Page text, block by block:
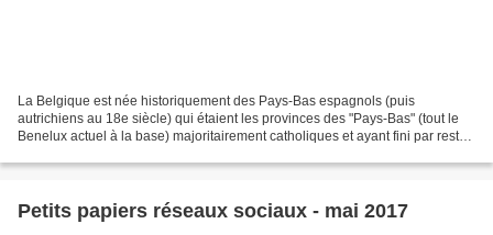
La Belgique est née historiquement des Pays-Bas espagnols (puis
autrichiens au 18e siècle) qui étaient les provinces des "Pays-Bas" (tout le
Benelux actuel à la base) majoritairement catholiques et ayant fini par rester
Petits papiers réseaux sociaux - mai 2017